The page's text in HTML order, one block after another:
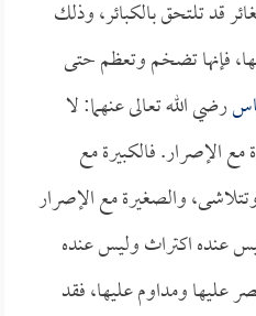
قد تلتحق بالكبائر، وذلك
فإنها تضخم وتعظم حتى
رضي الله تعالى عنهما: لا
الإصرار. فالكبيرة مع
والصغيرة مع الإصرار
عنده اكتراث وليس عنده
ومداوم عليها، فقد